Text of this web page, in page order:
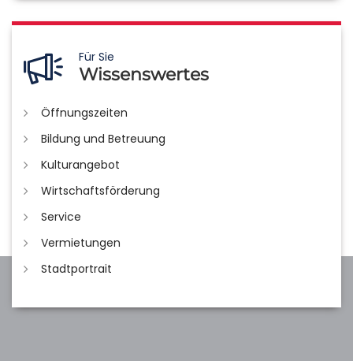
Für Sie
Wissenswertes
Öffnungszeiten
Bildung und Betreuung
Kulturangebot
Wirtschaftsförderung
Service
Vermietungen
Stadtportrait